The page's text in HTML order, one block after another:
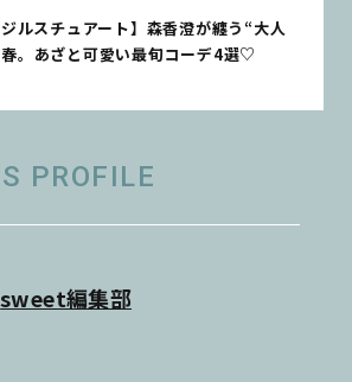
ジルスチュアート】森香澄が纏う“大人
。あざと可愛い最旬コーデ4選♡
PROFILE
sweet編集部